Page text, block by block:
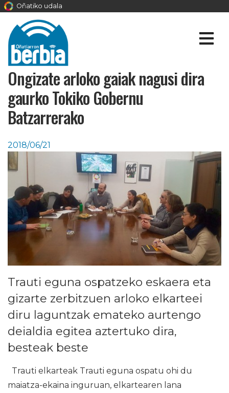
Oñatiko udala
Ongizate arloko gaiak nagusi dira
gaurko Tokiko Gobernu
Batzarrerako
2018/06/21
Trauti eguna ospatzeko eskaera eta
gizarte zerbitzuen arloko elkarteei
diru laguntzak emateko aurtengo
deialdia egitea aztertuko dira,
besteak beste
Trauti elkarteak Trauti eguna ospatu ohi du
maiatza-ekaina inguruan, elkartearen lana